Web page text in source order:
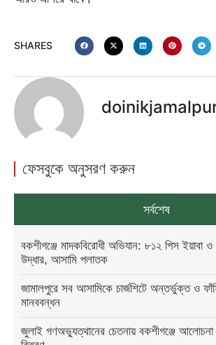
SHARES
ফেসবুকে অনুসরণ করুন
সর্বশেষ
বকশীগঞ্জে মাদকবিরোধী অভিযান: ৮১২ পিস ইয়াবা
উদ্ধার, আসামি পলাতক
জামালপুরে সব আসামিকে চার্জশিটে অন্তর্ভুক্ত ও
মানববন্ধন
জুলাই গণঅভ্যুত্থানের চেতনায় বকশীগঞ্জে